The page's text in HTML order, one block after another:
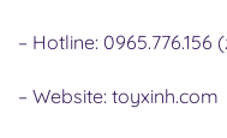
– Hotline:
– Website: toyxinh.com